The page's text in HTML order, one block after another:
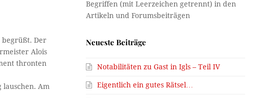
begrüßt. Der
Alois
thronten
Am
Neueste Beiträge
Notabilitäten zu Gast in Igls – Teil IV
Eigentlich ein gutes Rätsel…